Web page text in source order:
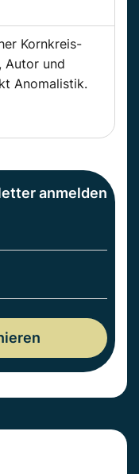
Kornkreis-
Autor und
Anomalistik.
anmelden